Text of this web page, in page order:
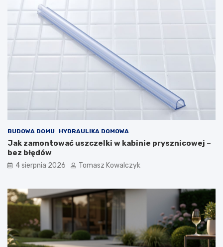
BUDOWA DOMU HYDRAULIKA DOMOWA
Jak zamontować uszczelki w kabinie prysznicowej –
bez błędów
4 sierpnia 2026 Tomasz Kowalczyk